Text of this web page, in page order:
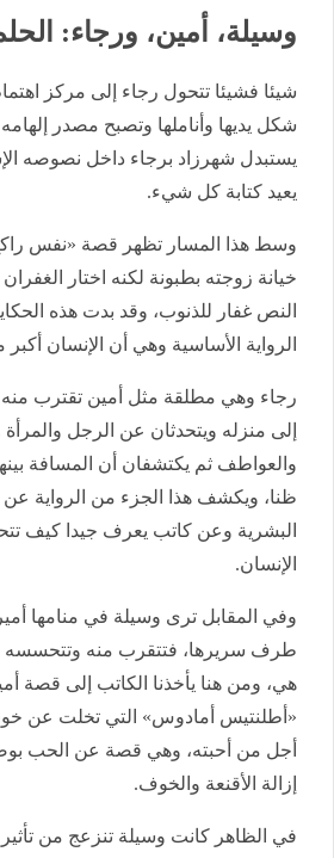
وسيلة، أمين، ورجاء:
شيئا فشيئا تتحول رجاء إلى مركز
شكل يديها وأناملها وتصبح مصدر
يستبدل شهرزاد برجاء داخل نصوصه
يعيد كتابة كل شيء.
وسط هذا المسار تظهر قصة «نفس
خيانة زوجته بطبونة لكنه اختار
النص غفار للذنوب، وقد بدت هذه
الرواية الأساسية وهي أن الإنسان
رجاء وهي مطلقة مثل أمين تقترب منه
إلى منزله ويتحدثان عن الرجل
والعواطف ثم يكتشفان أن المسافة
ظنا، ويكشف هذا الجزء من الرواية
البشرية وعن كاتب يعرف جيدا كيف
الإنسان.
وفي المقابل ترى وسيلة في منامها
طرف سريرها، فتتقرب منه وتتحسسه
هي، ومن هنا يأخذنا الكاتب إلى قصة
«أطلنتيس أمادوس» التي تخلت عن
أجل من أحبته، وهي قصة عن الحب
إزالة الأقنعة والخوف.
في الظاهر كانت وسيلة تنزعج من